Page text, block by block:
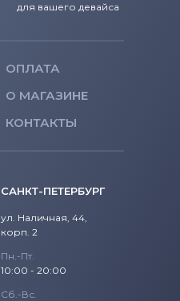
для вашего девайса
ОПЛАТА
О МАГАЗИНЕ
КОНТАКТЫ
САНКТ-ПЕТЕРБУРГ
ул. Наличная, 44,
корп. 2
Пн.-Пт.
10:00 - 20:00
Сб.-Вс.